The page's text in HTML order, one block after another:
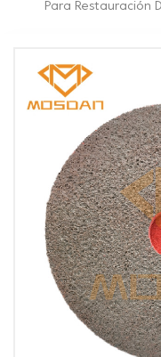
Para Restauración